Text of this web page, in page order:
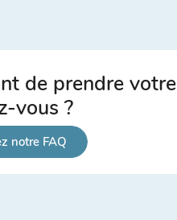
de prendre votre
vous ?
notre FAQ